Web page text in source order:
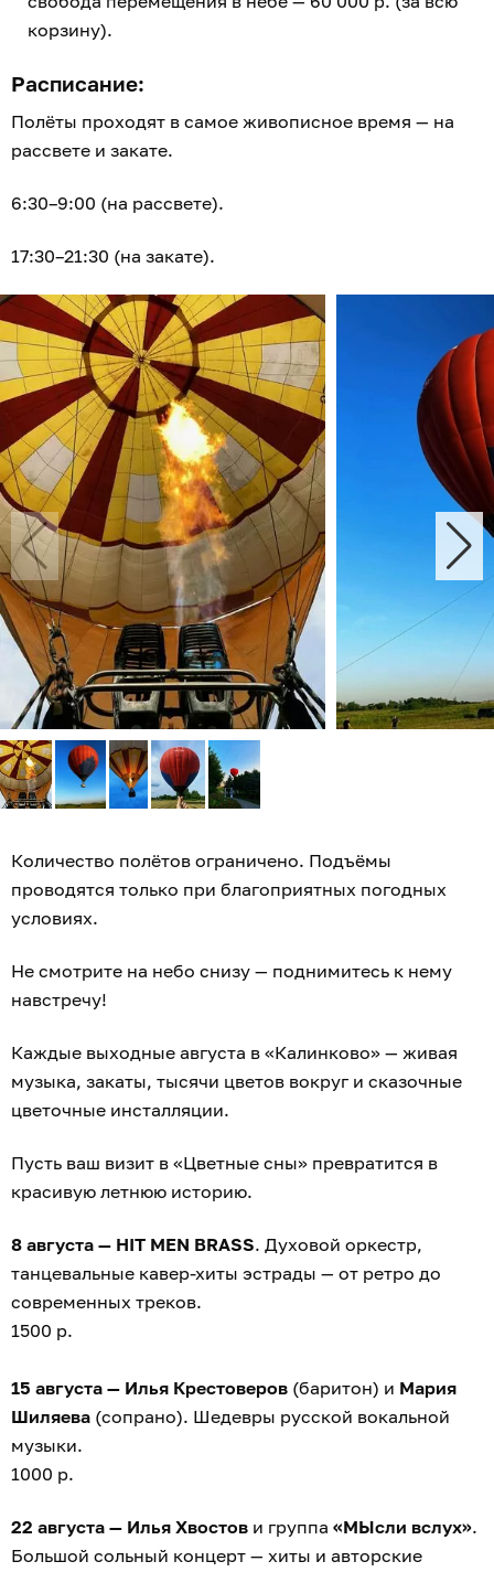
корзину).
Расписание:
Полёты проходят в самое живописное время — на
рассвете и закате.
6:30–9:00 (на рассвете).
17:30–21:30 (на закате).
Количество полётов ограничено. Подъёмы
проводятся только при благоприятных погодных
условиях.
Не смотрите на небо снизу — поднимитесь к нему
навстречу!
Каждые выходные августа в «Калинково» — живая
музыка, закаты, тысячи цветов вокруг и сказочные
цветочные инсталляции.
Пусть ваш визит в «Цветные сны» превратится в
красивую летнюю историю.
8 августа — HIT MEN BRASS. Духовой оркестр,
танцевальные кавер-хиты эстрады — от ретро до
современных треков.
1500 р.
15 августа — Илья Крестоверов (баритон) и Мария
Шиляева (сопрано). Шедевры русской вокальной
музыки.
1000 р.
22 августа — Илья Хвостов и группа «МЫсли вслух».
Большой сольный концерт — хиты и авторские